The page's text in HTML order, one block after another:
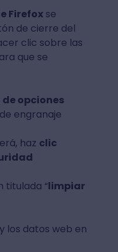
Firefoxse
de cierre del
clic sobre las
que se
opciones
engranaje
haz clic
titulada “limpiar
los datos web en